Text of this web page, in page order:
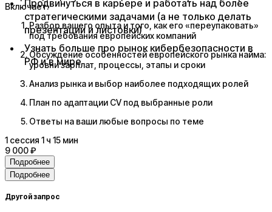
Продвинуться в карьере и работать над более
стратегическими задачами (а не только делать
презентации и листовки)
Узнать больше про рынок кибербезопасности в
РФ и в мире
Включает:
Разбор вашего опыта и того, как его «переупаковать»
под требования европейских компаний
Обсуждение особенностей европейского рынка найма:
уровни зарплат, процессы, этапы и сроки
Анализ рынка и выбор наиболее подходящих ролей
План по адаптации CV под выбранные роли
Ответы на ваши любые вопросы по теме
1 сессия 1 ч 15 мин
9 000 ₽
Подробнее
Подробнее
Другой запрос